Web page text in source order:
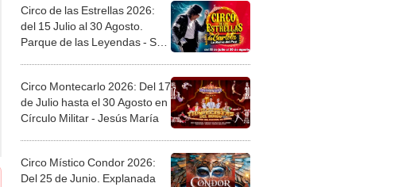
Circo de las Estrellas 2026:
del 15 Julio al 30 Agosto.
Parque de las Leyendas - San
Circo Montecarlo 2026: Del 17
de Julio hasta el 30 Agosto en
Círculo Militar - Jesús María
Circo Místico Condor 2026:
Del 25 de Junio. Explanada